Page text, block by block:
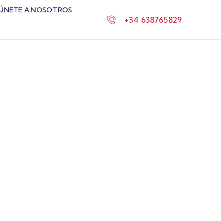
A NOSOTROS
+34 638765829